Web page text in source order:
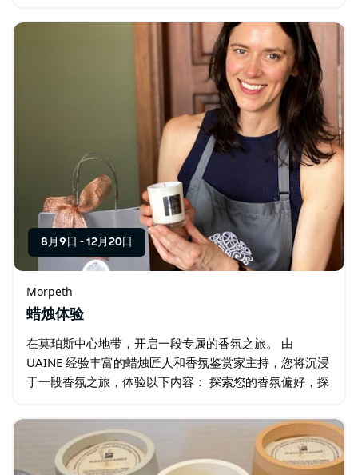
的轶事和故事…
8月9日 - 12月20日
Morpeth
蜡烛体验
在莫珀斯中心地带，开启一段专属的香氛之旅。 由
UAINE 经验丰富的蜡烛匠人和香氛鉴赏家主持，您将沉浸
于一段香氛之旅，体验以下内容： 探索您的香氛偏好，探
氛档案。 放松身心…